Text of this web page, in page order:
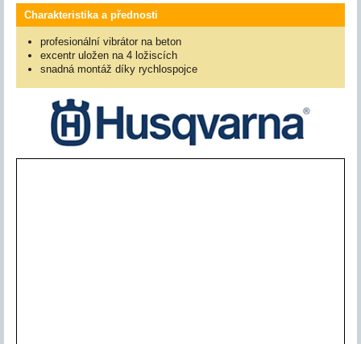
Charakteristika a přednosti
profesionální vibrátor na beton
excentr uložen na 4 ložiscích
snadná montáž díky rychlospojce